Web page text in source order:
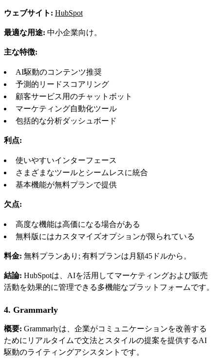
ウェブサイト: HubSpot
最適な用途: 中小企業向け。
主な特徴:
AI駆動のコンテンツ推奨
予測的リードスコアリング
顧客サービス用のチャットボット
マーケティング自動化ツール
包括的な分析ダッシュボード
利点:
使いやすいインターフェース
さまざまなツールとシームレスに統合
基本機能が無料プランで提供
欠点:
高度な機能は高価になる場合がある
無料版にはカスタマイズオプションが限られている
料金: 無料プランあり; 有料プランは月額45ドルから。
結論: HubSpotは、AIを活用してマーケティングおよび販売
活動を効果的に管理できる多機能なプラットフォームです。
4. Grammarly
概要: Grammarlyは、企業がコミュニケーションを改善する
ためにリアルタイムで文法とスタイルの提案を提供するAI
駆動のライティングアシスタントです。